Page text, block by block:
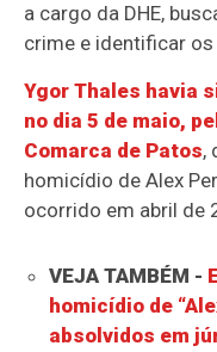
a cargo da DHE,
crime e identificar
Ygor Thales havia
no dia 5 de maio,
Comarca de Patos,
homicídio de Alex
ocorrido em abril de
VEJA TAMBÉM -
homicídio de
absolvidos em